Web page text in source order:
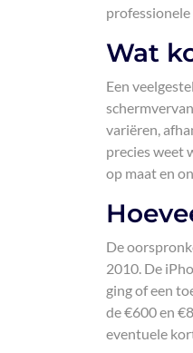
Wat
Een
variëren,
precies weet
op maat en
De
2010. De
ging of een
de €600 en
eventuele